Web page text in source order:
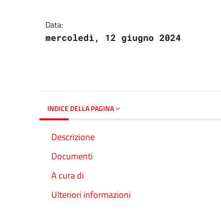
Data:
mercoledì, 12 giugno 2024
INDICE DELLA PAGINA
Descrizione
Documenti
A cura di
Ulteriori informazioni